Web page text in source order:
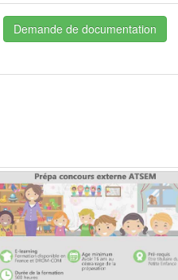
Demande de documentation